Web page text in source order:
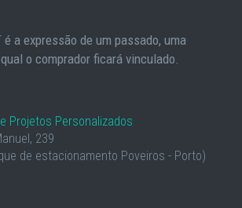
é a expressão de um passado, uma
o comprador ficará vinculado.
Projetos Personalizados
239
de estacionamento Poveiros - Porto)